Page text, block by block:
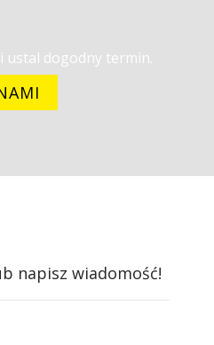
ustal dogodny termin.
napisz wiadomość!